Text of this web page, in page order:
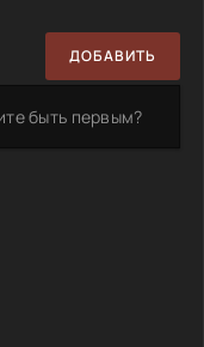
ДОБАВИТЬ
быть первым?